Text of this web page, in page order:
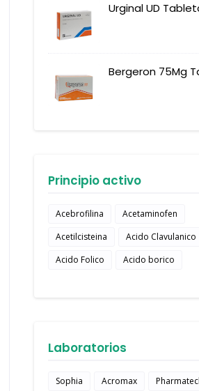
Urginal UD
Bergeron 75Mg
Principio activo
Acebrofilina
Acetaminofen
Acetilcisteina
Acido Clavulanico
Acido Folico
Acido borico
Laboratorios
Sophia Acromax